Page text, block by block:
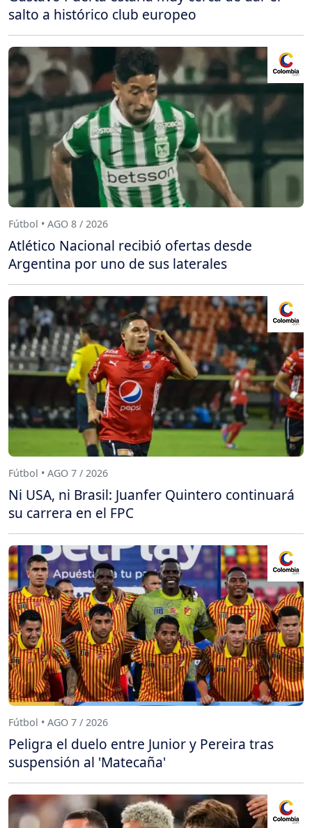
salto a histórico club europeo
Fútbol • AGO 8 / 2026
Atlético Nacional recibió ofertas desde
Argentina por uno de sus laterales
Fútbol • AGO 7 / 2026
Ni USA, ni Brasil: Juanfer Quintero continuará
su carrera en el FPC
Fútbol • AGO 7 / 2026
Peligra el duelo entre Junior y Pereira tras
suspensión al 'Matecaña'